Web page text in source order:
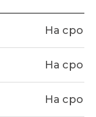
На
На
На